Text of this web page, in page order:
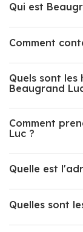
Qui est
Comment
Quels sont
Beaugrand
Comment
Luc ?
Quelle est
Quelles sont